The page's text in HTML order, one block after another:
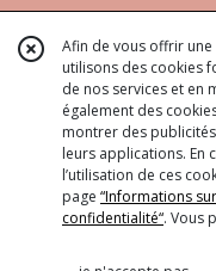
Afin de vous offrir
utilisons des cookies
de nos services et en
également des
montrer des
leurs applications. En
l’utilisation de ces
page “Informations
confidentialité“. Vous